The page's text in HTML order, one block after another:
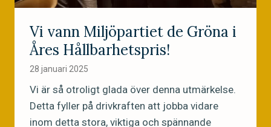
Vi vann Miljöpartiet de Gröna i
Åres Hållbarhetspris!
28 januari 2025
Vi är så otroligt glada över denna utmärkelse.
Detta fyller på drivkraften att jobba vidare
inom detta stora, viktiga och spännande